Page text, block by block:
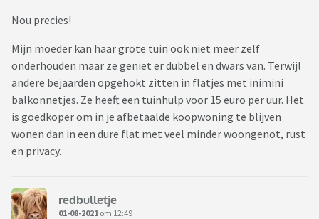
Nou precies!
Mijn moeder kan haar grote tuin ook niet meer zelf
onderhouden maar ze geniet er dubbel en dwars van. Terwijl
andere bejaarden opgehokt zitten in flatjes met inimini
balkonnetjes. Ze heeft een tuinhulp voor 15 euro per uur. Het
is goedkoper om in je afbetaalde koopwoning te blijven
wonen dan in een dure flat met veel minder woongenot, rust
en privacy.
redbulletje
01-08-2021 om 12:49